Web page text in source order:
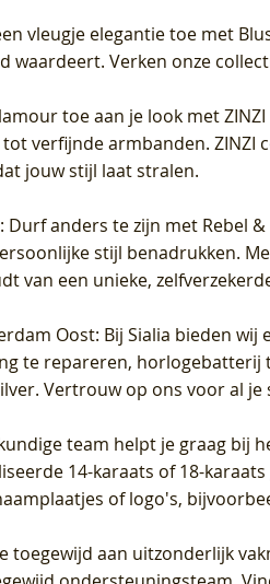
vleugje elegantie toe met
Verken onze
toe aan je look met
verfijnde armbanden.
jouw stijl laat stralen.
: Durf anders te zijn met Rebel
stijl benadrukken.
van een unieke,
Oost: Bij Sialia bieden
te repareren,
Vertrouw op ons voor al
team helpt je graag bij
14-karaats of 18-
of logo's,
toegewijd aan uitzonderlijk